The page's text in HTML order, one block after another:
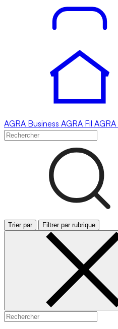
AGRA Business AGRA Fil AGRA
Trier par Filtrer par rubrique